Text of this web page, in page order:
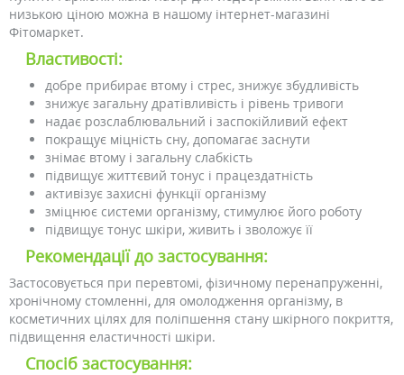
низькою ціною можна в нашому інтернет-магазині
Фітомаркет.
Властивості:
добре прибирає втому і стрес, знижує збудливість
знижує загальну дратівливість і рівень тривоги
надає розслаблювальний і заспокійливий ефект
покращує міцність сну, допомагає заснути
знімає втому і загальну слабкість
підвищує життєвий тонус і працездатність
активізує захисні функції організму
зміцнює системи організму, стимулює його роботу
підвищує тонус шкіри, живить і зволожує її
Рекомендації до застосування:
Застосовується при перевтомі, фізичному перенапруженні,
хронічному стомленні, для омолодження організму, в
косметичних цілях для поліпшення стану шкірного покриття,
підвищення еластичності шкіри.
Спосіб застосування: